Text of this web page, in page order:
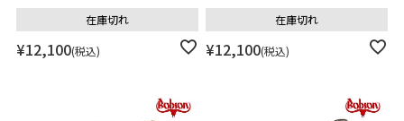
¥12,100 税込
在庫切れ
¥12,100 税込
在庫切れ